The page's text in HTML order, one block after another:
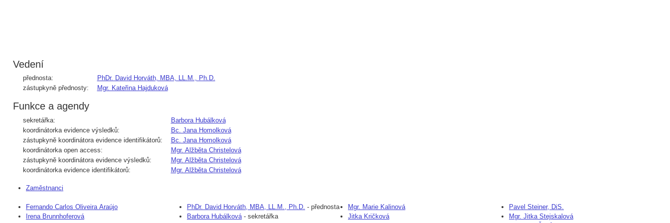
Vedení
přednosta:
PhDr. David Horváth, MBA, LL.M., Ph.D.
zástupkyně přednosty:
Mgr. Kateřina Hajduková
Funkce a agendy
sekretářka:
Barbora Hubálková
koordinátorka evidence výsledků:
Bc. Jana Homolková
zástupkyně koordinátora evidence identifikátorů:
Bc. Jana Homolková
koordinátorka open access:
Mgr. Alžběta Christelová
zástupkyně koordinátora evidence výsledků:
Mgr. Alžběta Christelová
koordinátorka evidence identifikátorů:
Mgr. Alžběta Christelová
Zaměstnanci
Fernando Carlos Oliveira Araújo
Irena Brunnhoferová
PhDr. David Horváth, MBA, LL.M., Ph.D. - přednosta
Barbora Hubálková- sekretářka
Mgr. Marie Kalinová
Jitka Kričková
Pavel Steiner, DiS.
Mgr. Jitka Stejskalová